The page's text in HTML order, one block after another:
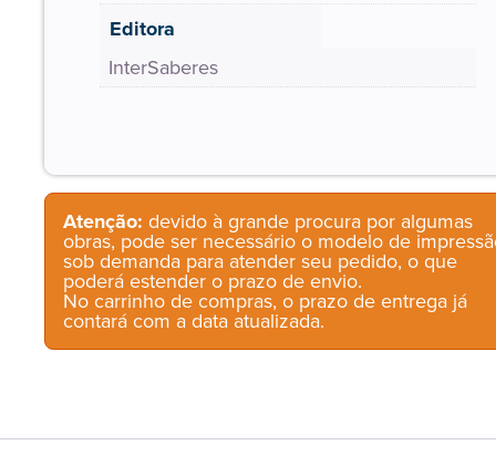
Editora
InterSaberes
Atenção: devido à grande procura por algumas
obras, pode ser necessário o modelo de
sob demanda para atender seu pedido, o que
poderá estender o prazo de envio.
No carrinho de compras, o prazo de entrega já
contará com a data atualizada.